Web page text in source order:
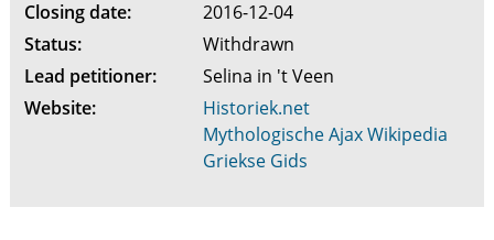
Closing date:
2016-12-04
Status:
Withdrawn
Lead petitioner:
Selina in 't Veen
Website:
Historiek.net
Mythologische Ajax Wikipedia
Griekse Gids